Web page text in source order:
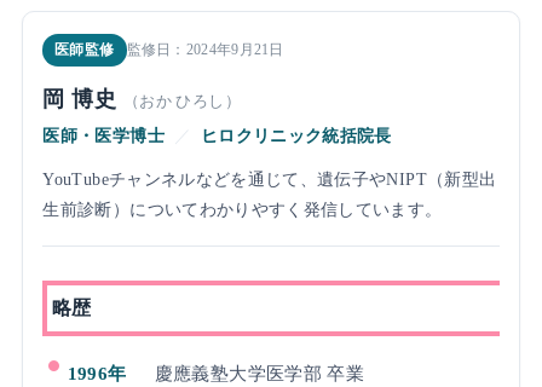
医師監修 監修日：2024年9月21日
岡 博史
（おか ひろし）
医師・医学博士
／ ヒロクリニック統括院長
YouTubeチャンネルなどを通じて、遺伝子やNIPT（新型出
生前診断）についてわかりやすく発信しています。
略歴
1996年 慶應義塾大学医学部 卒業